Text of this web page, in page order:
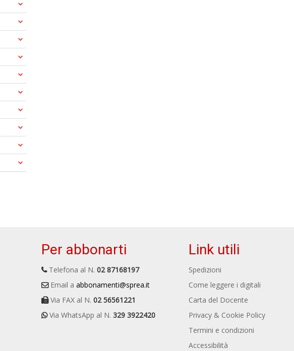
Per abbonarti
Telefona al N. 02 87168197
Email a abbonamenti@sprea.it
Via FAX al N. 02 56561221
Via WhatsApp al N. 329 3922420
Link utili
Spedizioni
Come leggere i digitali
Carta del Docente
Privacy & Cookie Policy
Termini e condizioni
Accessibilità